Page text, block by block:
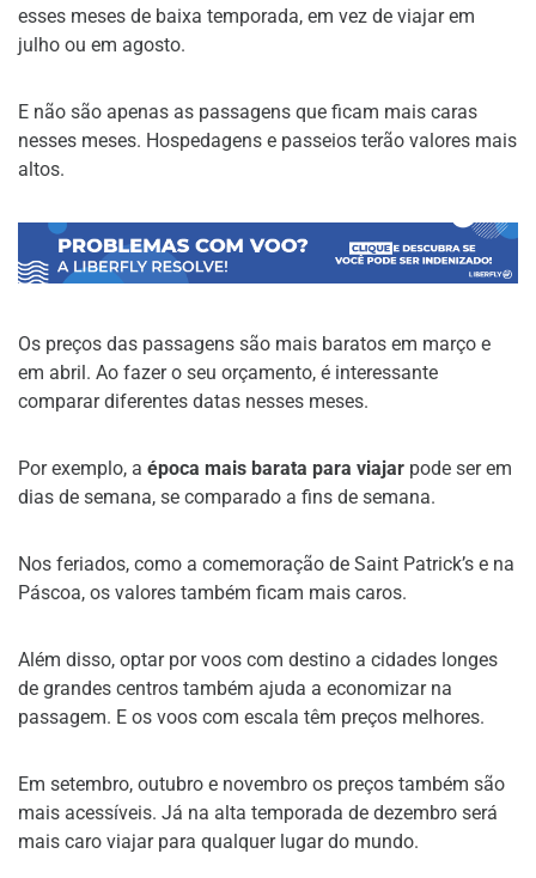
esses meses de baixa temporada, em vez de viajar em
julho ou em agosto.
E não são apenas as passagens que ficam mais caras
nesses meses. Hospedagens e passeios terão valores mais
altos.
Os preços das passagens são mais baratos em março e
em abril. Ao fazer o seu orçamento, é interessante
comparar diferentes datas nesses meses.
Por exemplo, a época mais barata para viajar pode ser em
dias de semana, se comparado a fins de semana.
Nos feriados, como a comemoração de Saint Patrick’s e na
Páscoa, os valores também ficam mais caros.
Além disso, optar por voos com destino a cidades longes
de grandes centros também ajuda a economizar na
passagem. E os voos com escala têm preços melhores.
Em setembro, outubro e novembro os preços também são
mais acessíveis. Já na alta temporada de dezembro será
mais caro viajar para qualquer lugar do mundo.